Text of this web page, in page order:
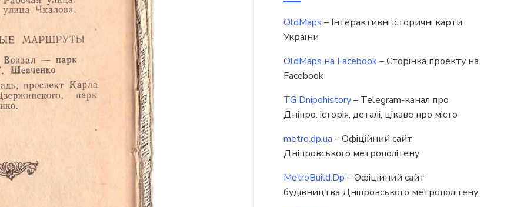
OldMaps – Інтерактивні історичні карти
України
OldMaps на Facebook– Сторінка проекту на
Facebook
TG Dnipohistory– Telegram-канал про
Дніпро: історія, деталі, цікаве про місто
metro.dp.ua – Офіційний сайт
Дніпровського метрополітену
MetroBuild.Dp – Офіційний сайт
будівництва Дніпровського метрополітену